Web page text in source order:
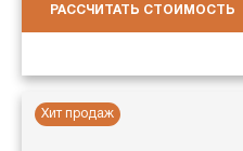
РАССЧИТАТЬ СТОИМОСТЬ
Хит продаж